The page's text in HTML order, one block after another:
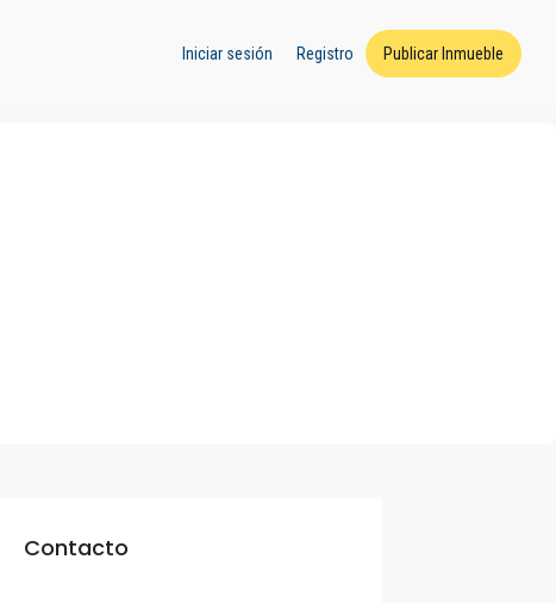
Iniciar sesión Registro Publicar Inmueble
Contacto